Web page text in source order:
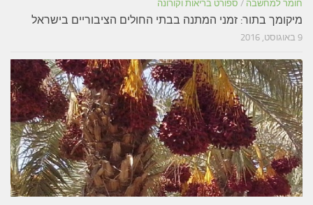
חומר למחשבה / ספורט בריאות וקורונה
מיקומך בתור: זמני המתנה בבתי החולים הציבוריים בישראל
9 באוגוסט, 2016